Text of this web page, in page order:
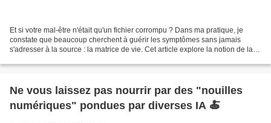
Et si votre mal-être n'était qu'un fichier corrompu ? Dans ma pratique, je
constate que beaucoup cherchent à guérir les symptômes sans jamais
s'adresser à la source : la matrice de vie. Cet article explore la notion de la
Ne vous laissez pas nourrir par des "nouilles
numériques" pondues par diverses IA 🍝